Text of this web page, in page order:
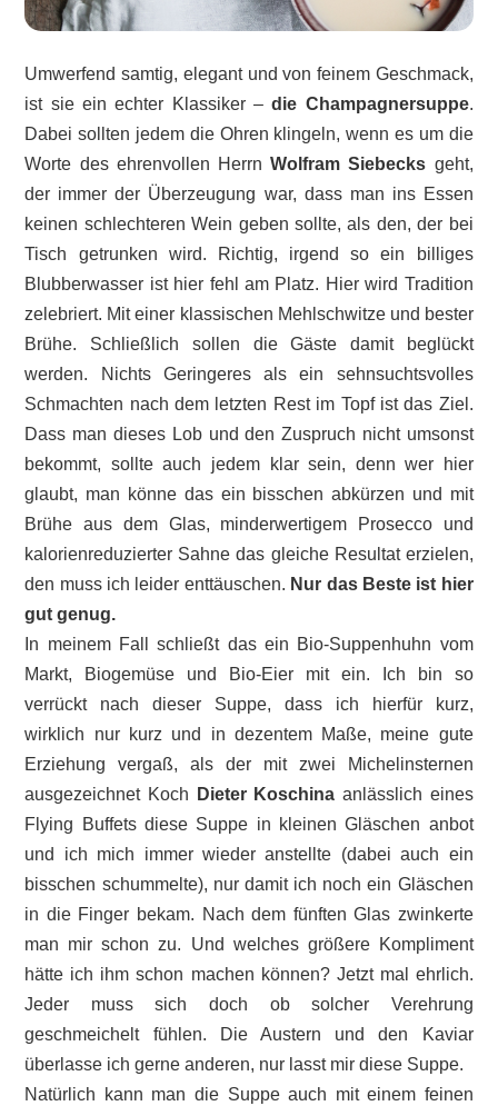
Umwerfend samtig, elegant und von feinem Geschmack,
ist sie ein echter Klassiker –die Champagnersuppe.
Dabei sollten jedem die Ohren klingeln, wenn es um die
Worte des ehrenvollen HerrnWolfram Siebecks geht,
der immer der Überzeugung war, dass man ins Essen
keinen schlechteren Wein geben sollte, als den, der bei
Tisch getrunken wird. Richtig, irgend so ein billiges
Blubberwasser ist hier fehl am Platz. Hier wird Tradition
zelebriert. Mit einer klassischen Mehlschwitze und bester
Brühe. Schließlich sollen die Gäste damit beglückt
werden. Nichts Geringeres als ein sehnsuchtsvolles
Schmachten nach dem letzten Rest im Topf ist das Ziel.
Dass man dieses Lob und den Zuspruch nicht umsonst
bekommt, sollte auch jedem klar sein, denn wer hier
glaubt, man könne das ein bisschen abkürzen und mit
Brühe aus dem Glas, minderwertigem Prosecco und
kalorienreduzierter Sahne das gleiche Resultat erzielen,
den muss ich leider enttäuschen. Nur das Beste ist hier
gut genug.
In meinem Fall schließt das ein Bio-Suppenhuhn vom
Markt, Biogemüse und Bio-Eier mit ein. Ich bin so
verrückt nach dieser Suppe, dass ich hierfür kurz,
wirklich nur kurz und in dezentem Maße, meine gute
Erziehung vergaß, als der mit zwei Michelinsternen
ausgezeichnet Koch
Dieter Koschina anlässlich eines
Flying Buffets diese Suppe in kleinen Gläschen anbot
und ich mich immer wieder anstellte (dabei auch ein
bisschen schummelte), nur damit ich noch ein Gläschen
in die Finger bekam. Nach dem fünften Glas zwinkerte
man mir schon zu. Und welches größere Kompliment
hätte ich ihm schon machen können? Jetzt mal ehrlich.
Jeder muss sich doch ob solcher Verehrung
geschmeichelt fühlen. Die Austern und den Kaviar
überlasse ich gerne anderen, nur lasst mir diese Suppe.
Natürlich kann man die Suppe auch mit einem feinen